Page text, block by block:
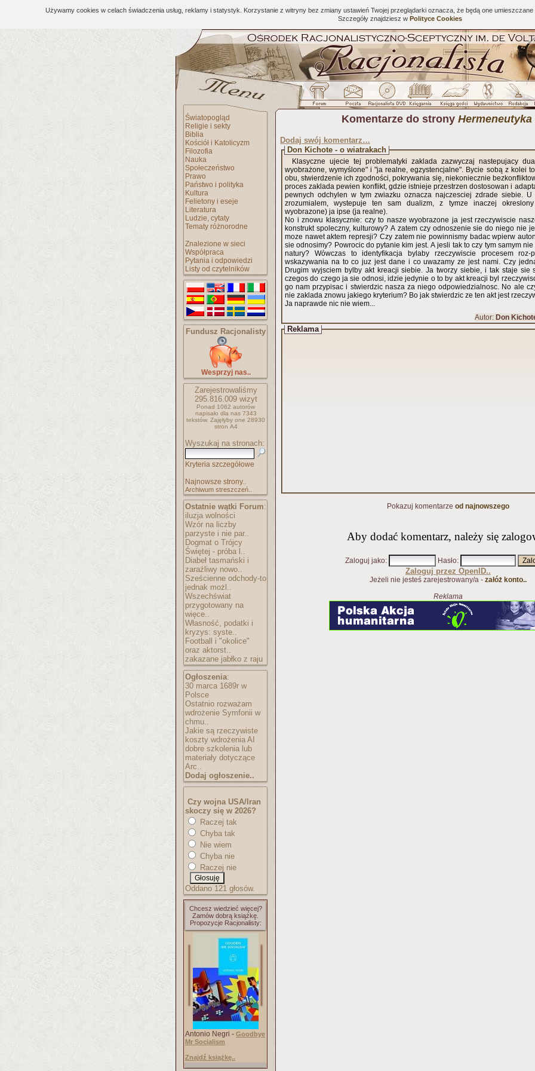
Używamy cookies w celach świadczenia usług, reklamy i statystyk. Korzystanie z witryny bez zmiany ustawień Twojej przeglądarki oznacza, że będą one
Szczegóły znajdziesz w Polityce Cookies
Światopogląd
Religie i sekty
Biblia
Kościół i Katolicyzm
Filozofia
Nauka
Społeczeństwo
Prawo
Państwo i polityka
Kultura
Felietony i eseje
Literatura
Ludzie, cytaty
Tematy różnorodne
Znalezione w sieci
Współpraca
Pytania i odpowiedzi
Listy od czytelników
Fundusz Racjonalisty
Wesprzyj nas..
Zarejestrowaliśmy
295.816.009wizyt
Ponad 1062 autorów
napisało dla nas 7343
tekstów. Zajęłyby one 28930
stron A4
Wyszukaj na stronach:
Kryteria szczegółowe
Najnowsze strony..
Archiwum streszczeń..
Ostatnie wątki Forum:
iluzja wolności
Wzór na liczby
parzyste i nie par..
Dogmat o Trójcy
Świętej - próba l..
Diabeł tasmański i
zaraźliwy nowo..
Sześcienne odchody-to
jednak możl..
Wszechświat
przygotowany na
więce..
Własność, podatki i
kryzys: syste..
Football i "okolice"
oraz aktorst..
zakazane jabłko z raju
Ogłoszenia:
30 marca 1689r w
Polsce
Ostatnio rozważam
wdrożenie Symfonii w
chmu..
Jakie są rzeczywiste
koszty wdrożenia AI
dobre szkolenia lub
materiały dotyczące
Arc..
Dodaj ogłoszenie..
Czy wojna USA/Iran
skoczy się w 2026?
Raczej tak
Chyba tak
Nie wiem
Chyba nie
Raczej nie
Oddano 121 głosów.
Chcesz wiedzieć więcej?
Zamów dobrą książkę.
Propozycje Racjonalisty:
Antonio Negri - Goodbye
Mr Socialism
Znajdź książkę..
Komentarze do strony Hermeneutyka
Dodaj swój komentarz…
Don Kichote - o wiatrakach
Klasyczne ujecie tej problematyki zaklada zazwyczaj nastepujacy
wyobrażone, wymyślone" i "ja realne, egzystencjalne". Bycie sobą z kolei
obu, stwierdzenie ich zgodności, pokrywania się, niekoniecznie
proces zaklada pewien konflikt, gdzie istnieje przestrzen dostosowan i
pewnych odchylen w tym zwiazku oznacza najczesciej zdrade siebie.
zrozumialem, wystepuje ten sam dualizm, z tymze inaczej
wyobrazone) ja ipse (ja realne).
No i znowu klasycznie: czy to nasze wyobrazone ja jest rzeczywiscie
konstrukt spoleczny, kulturowy? A zatem czy odnoszenie sie do niego nie
moze nawet aktem represji? Czy zatem nie powinnismy badac wpierw
sie odnosimy? Powrocic do pytanie kim jest. A jesli tak to czy tym samym
natury? Wówczas to identyfikacja bylaby rzeczywiscie procesem roz-
wskazywania na to co juz jest dane i co uwazamy ze jest nami. Czy
Drugim wyjsciem bylby akt kreacji siebie. Ja tworzy siebie, i tak staje sie
czegos do czego ja sie odnosi, idzie jedynie o to by akt kreacji byl
go nam przypisac i stwierdzic nasza za niego odpowiedzialnosc. No ale
nie zaklada znowu jakiego kryterium? Bo jak stwierdzic ze ten akt jest
Ja naprawde nic nie wiem...
Autor: Don
Reklama
Pokazuj komentarze od najnowszego
Aby dodać komentarz, należy się
Zaloguj jako: Hasło:
Zaloguj przez OpenID..
Jeżeli nie jesteś zarejestrowany/a - załóż konto..
Reklama